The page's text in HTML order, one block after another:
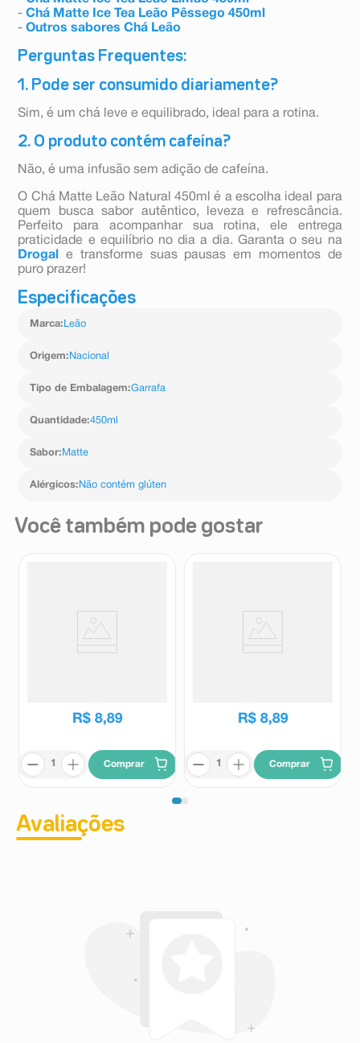
-Chá Matte Ice Tea Leão Pêssego 450ml
-Outros sabores Chá Leão
Perguntas Frequentes:
1. Pode ser consumido diariamente?
Sim, é um chá leve e equilibrado, ideal para a rotina.
2. O produto contém cafeína?
Não, é uma infusão sem adição de cafeína.
O Chá Matte Leão Natural 450ml é a escolha ideal para
quem busca sabor autêntico, leveza e refrescância.
Perfeito para acompanhar sua rotina, ele entrega
praticidade e equilíbrio no dia a dia. Garanta o seu na
Drogal
e transforme suas pausas em momentos de
puro prazer!
Especificações
Marca: Leão
Origem: Nacional
Tipo de Embalagem:Garrafa
Quantidade:450ml
Sabor: Matte
Alérgicos: Não contém glúten
Você também pode gostar
R$ 8,89
Comprar
R$ 8,89
Comprar
Avaliações